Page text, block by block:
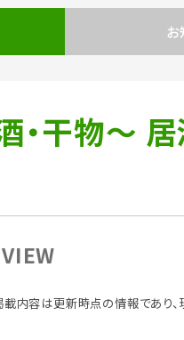
・干物～
内容は更新時点の情報であり、